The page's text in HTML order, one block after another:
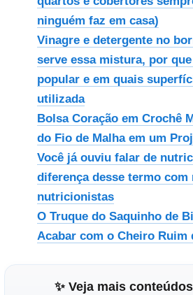
ninguém faz em casa)
Vinagre e detergente no
serve essa mistura, por
popular e em quais
utilizada
Bolsa Coração em Crochê
do Fio de Malha em um
Você já ouviu falar de
diferença desse termo
nutricionistas
O Truque do Saquinho de
Acabar com o Cheiro Ruim
✨ Veja mais